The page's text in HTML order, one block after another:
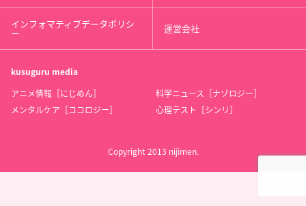
インフォマティブデータポリシ
ー 運営会社
kusuguru media
アニメ情報［にじめん］
科学ニュース［ナゾロジー］
メンタルケア［ココロジー］
心理テスト［シンリ］
Copyright 2013 nijimen.